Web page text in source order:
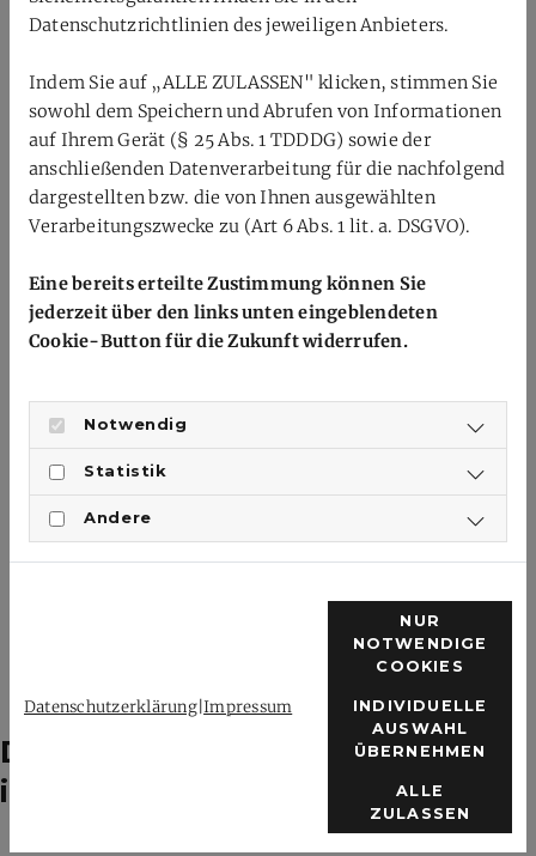
ZURÜCK
Haushaltsplan 2024 wurden einstimmig nach kurzen
Änderungsanträge für diverse Ordnungen. Lediglich bei
der Änderung zur Schiedsrichterordnung kam eine
intensivere Diskussion auf. Ebenso beim
Änderungsantrag des BT Pirmasens/PBC Münchweiler,
der am Ende abgelehnt wurde.
Zum Ende der Veranstaktung stellte Geschäftsführer
Mitgliederumfrage vor, die im Februar online
durchgeführt wurde. Abschließend verabschiedete
Präsident Konrad Reuther die Delegierten in das
Das könnte dich auch
interessieren
Datenschutzrichtlinien des jeweiligen Anbieters.
Indem Sie auf „ALLE ZULASSEN" klicken, stimmen Sie
sowohl dem Speichern und Abrufen von Informationen
auf Ihrem Gerät (§ 25 Abs. 1 TDDDG) sowie der
anschließenden Datenverarbeitung für die nachfolgend
dargestellten bzw. die von Ihnen ausgewählten
Verarbeitungszwecke zu (Art 6 Abs. 1 lit. a. DSGVO).
Eine bereits erteilte Zustimmung können Sie
jederzeit über den links unten eingeblendeten
Cookie-Button für die Zukunft widerrufen.
Notwendig
Statistik
Andere
Datenschutzerklärung|Impressum
NUR
NOTWENDIGE
COOKIES
INDIVIDUELLE
AUSWAHL
ÜBERNEHMEN
ALLE
ZULASSEN